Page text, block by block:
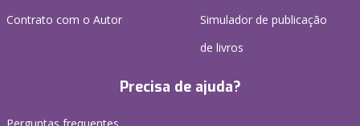
Contrato com o Autor
Simulador de publicação
de livros
Precisa de ajuda?